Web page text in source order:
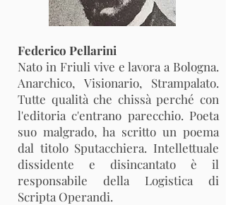
Federico Pellarini
Nato in Friuli vive e lavora a Bologna.
Anarchico, Visionario, Strampalato.
Tutte qualità che chissà perché con
l'editoria c'entrano parecchio. Poeta
suo malgrado, ha scritto un poema
dal titolo Sputacchiera. Intellettuale
dissidente e disincantato è il
responsabile della Logistica di
Scripta Operandi.